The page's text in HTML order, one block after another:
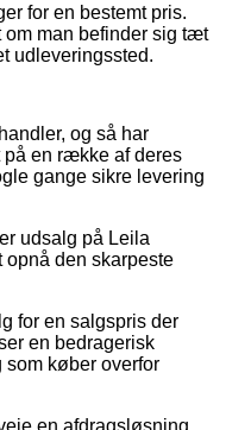
for en bestemt pris.
om man befinder sig tæt
udleveringssted.
og så har
på en række af deres
gange sikre levering
udsalg på Leila
opnå den skarpeste
for en salgspris der
en bedragerisk
som køber overfor
en afdragsløsning